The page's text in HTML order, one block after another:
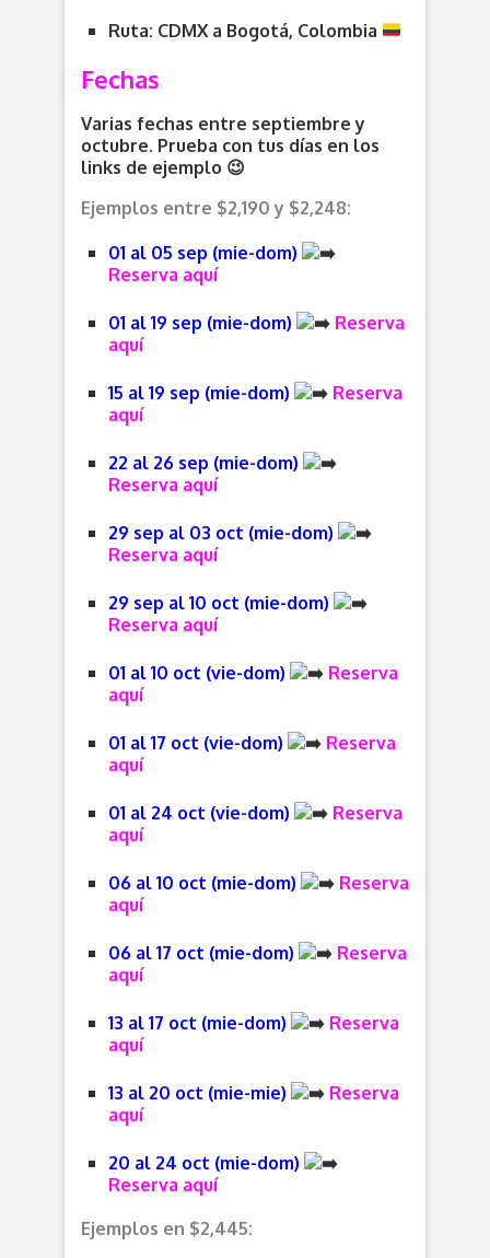
Ruta: CDMX a Bogotá, Colombia
Fechas
Varias fechas entre septiembre y
octubre. Prueba con tus días en los
links de ejemplo 😉
Ejemplos entre $2,190 y $2,248:
01 al 05 sep (mie-dom)
Reserva aquí
01 al 19 sep (mie-dom)
Reserva
aquí
15 al 19 sep (mie-dom)
Reserva
aquí
22 al 26 sep (mie-dom)
Reserva aquí
29 sep al 03 oct (mie-dom)
Reserva aquí
29 sep al 10 oct (mie-dom)
Reserva aquí
01 al 10 oct (vie-dom)
Reserva
aquí
01 al 17 oct (vie-dom)
Reserva
aquí
01 al 24 oct (vie-dom)
Reserva
aquí
06 al 10 oct (mie-dom)
Reserva
aquí
06 al 17 oct (mie-dom)
Reserva
aquí
13 al 17 oct (mie-dom)
Reserva
aquí
13 al 20 oct (mie-mie)
Reserva
aquí
20 al 24 oct (mie-dom)
Reserva aquí
Ejemplos en $2,445: